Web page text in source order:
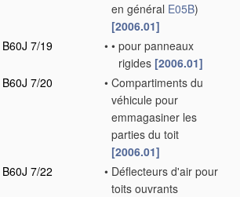
en général E05B)
[2006.01]
B60J 7/19
• • pour panneaux
rigides [2006.01]
B60J 7/20
• Compartiments du
véhicule pour
emmagasiner les
parties du toit
[2006.01]
B60J 7/22
• Déflecteurs d'air pour
toits ouvrants